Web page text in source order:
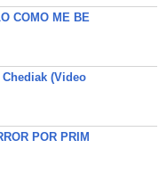
COMO ME BE
(Video
POR PRIM